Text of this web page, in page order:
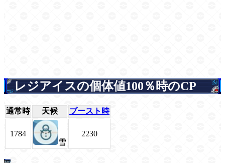
レジアイスの個体値100％時のCP
通常時 天候 ブースト時
1784
雪
2230